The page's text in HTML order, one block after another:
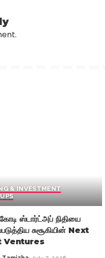
& INVESTMENT
ஸ்டார்ட்அப் நிதியை
சுசூகியின் Next
Ventures